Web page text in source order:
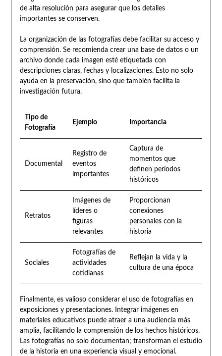
de alta resolución para asegurar que los detalles
importantes se conserven.
La organización de las fotografías debe facilitar su acceso y
comprensión. Se recomienda crear una base de datos o un
archivo donde cada imagen esté etiquetada con
descripciones claras, fechas y localizaciones. Esto no solo
ayuda en la preservación, sino que también facilita la
investigación futura.
Tipo de
Fotografía
Ejemplo Importancia
Documental
Registro de
eventos
importantes
Captura de
momentos que
definen períodos
históricos
Retratos
Imágenes de
líderes o
figuras
relevantes
Proporcionan
conexiones
personales con la
historia
Sociales
Fotografías de
actividades
cotidianas
Reflejan la vida y la
cultura de una época
Finalmente, es valioso considerar el uso de fotografías en
exposiciones y presentaciones. Integrar imágenes en
materiales educativos puede atraer a una audiencia más
amplia, facilitando la comprensión de los hechos históricos.
Las fotografías no solo documentan; transforman el estudio
de la historia en una experiencia visual y emocional.